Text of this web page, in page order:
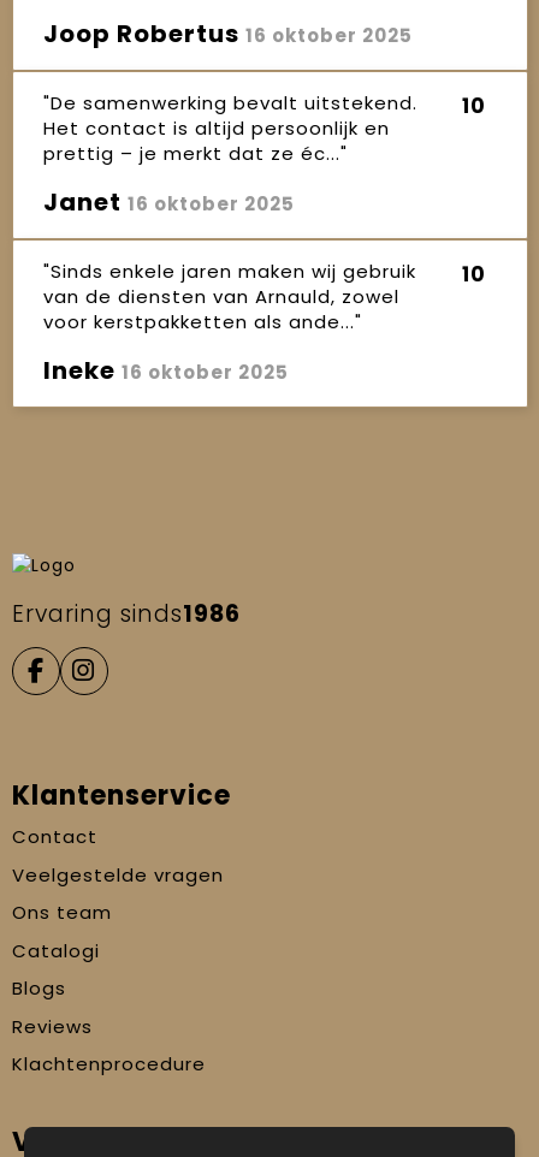
Joop Robertus 16 oktober 2025
"De samenwerking bevalt uitstekend.
Het contact is altijd persoonlijk en
prettig – je merkt dat ze éc..."
10
Janet 16 oktober 2025
"Sinds enkele jaren maken wij gebruik
van de diensten van Arnauld, zowel
voor kerstpakketten als ande..."
10
Ineke 16 oktober 2025
Ervaring sinds1986
Klantenservice
Contact
Veelgestelde vragen
Ons team
Catalogi
Blogs
Reviews
Klachtenprocedure
Veilig winkelen